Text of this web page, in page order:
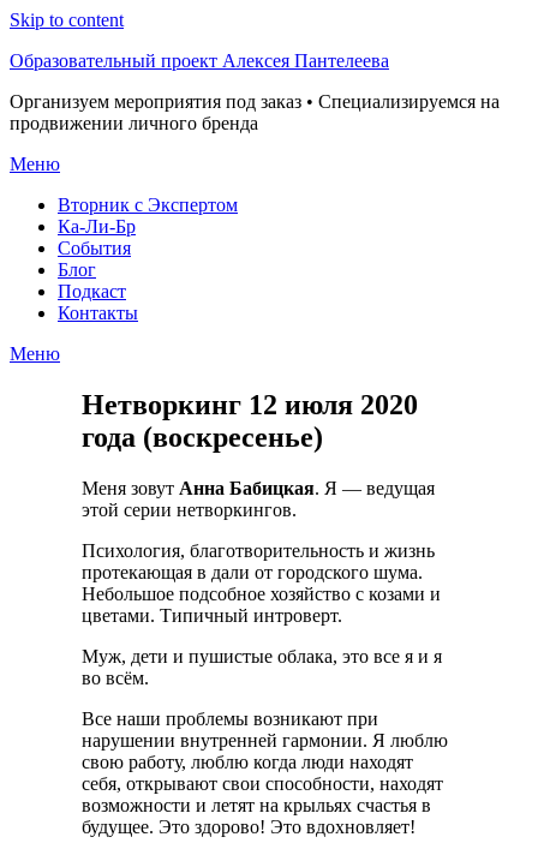
Skip to content
Образовательный проект Алексея Пантелеева
Организуем мероприятия под заказ • Специализируемся на
продвижении личного бренда
Меню
Вторник с Экспертом
Ка-Ли-Бр
События
Блог
Подкаст
Контакты
Меню
Нетворкинг 12 июля 2020
года (воскресенье)
Меня зовут Анна Бабицкая. Я — ведущая
этой серии нетворкингов.
Психология, благотворительность и жизнь
протекающая в дали от городского шума.
Небольшое подсобное хозяйство с козами и
цветами. Типичный интроверт.
Муж, дети и пушистые облака, это все я и я
во всём.
Все наши проблемы возникают при
нарушении внутренней гармонии. Я люблю
свою работу, люблю когда люди находят
себя, открывают свои способности, находят
возможности и летят на крыльях счастья в
будущее. Это здорово! Это вдохновляет!